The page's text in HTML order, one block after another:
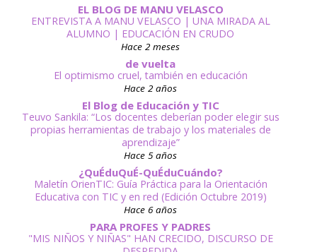
EL BLOG DE MANU VELASCO
ENTREVISTA A MANU VELASCO | UNA MIRADA AL
ALUMNO | EDUCACIÓN EN CRUDO
Hace 2 meses
de vuelta
El optimismo cruel, también en educación
Hace 2 años
El Blog de Educación y TIC
Teuvo Sankila: “Los docentes deberían poder elegir sus
propias herramientas de trabajo y los materiales de
aprendizaje”
Hace 5 años
¿QuÉduQuÉ-QuÉduCuándo?
Maletín OrienTIC: Guía Práctica para la Orientación
Educativa con TIC y en red (Edición Octubre 2019)
Hace 6 años
PARA PROFES Y PADRES
"MIS NIÑOS Y NIÑAS" HAN CRECIDO, DISCURSO DE